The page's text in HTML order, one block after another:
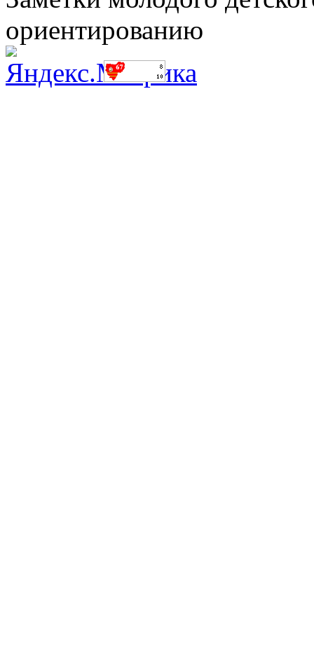
ориентированию